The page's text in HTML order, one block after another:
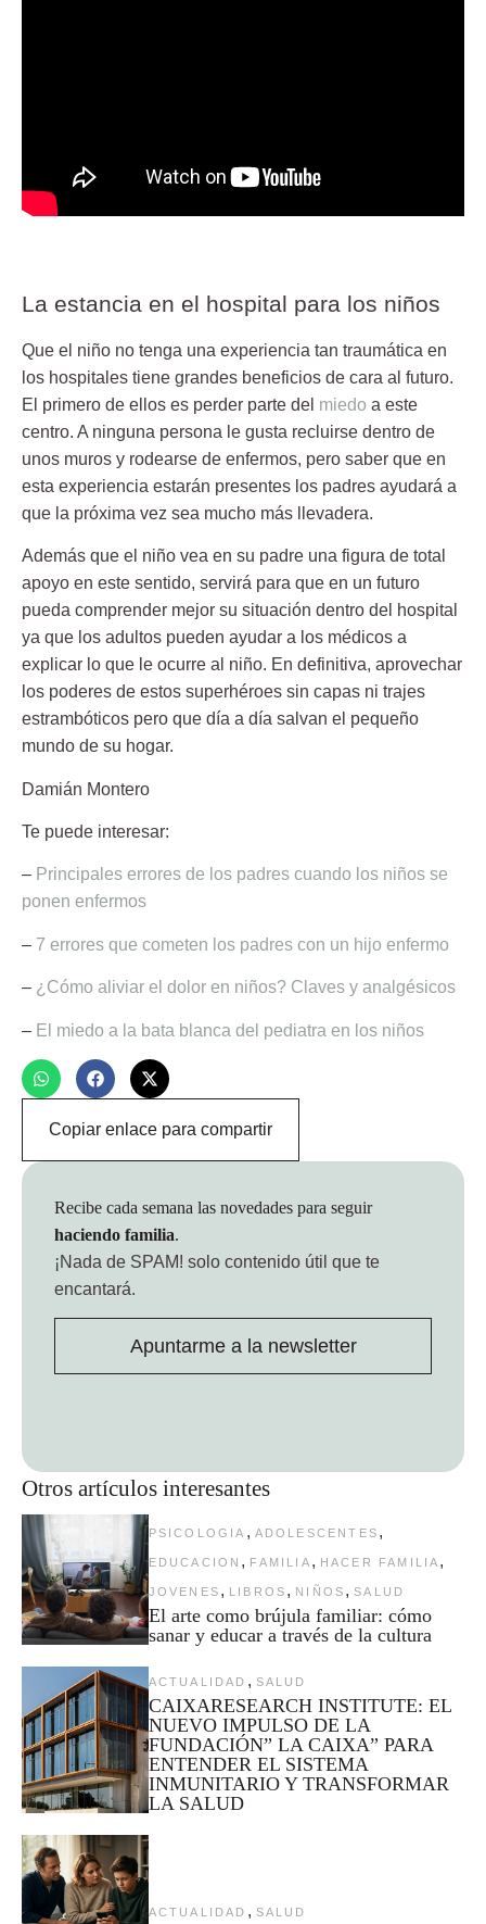
La estancia en el hospital para los niños
Que el niño no tenga una experiencia tan traumática en
los hospitales tiene grandes beneficios de cara al futuro.
El primero de ellos es perder parte del miedo a este
centro. A ninguna persona le gusta recluirse dentro de
unos muros y rodearse de enfermos, pero saber que en
esta experiencia estarán presentes los padres ayudará a
que la próxima vez sea mucho más llevadera.
Además que el niño vea en su padre una figura de total
apoyo en este sentido, servirá para que en un futuro
pueda comprender mejor su situación dentro del hospital
ya que los adultos pueden ayudar a los médicos a
explicar lo que le ocurre al niño. En definitiva, aprovechar
los poderes de estos superhéroes sin capas ni trajes
estrambóticos pero que día a día salvan el pequeño
mundo de su hogar.
Damián Montero
Te puede interesar:
– Principales errores de los padres cuando los niños se
ponen enfermos
– 7 errores que cometen los padres con un hijo enfermo
– ¿Cómo aliviar el dolor en niños? Claves y analgésicos
– El miedo a la bata blanca del pediatra en los niños
Copiar enlace para compartir
Otros artículos interesantes
PSICOLOGIA , ADOLESCENTES ,
EDUCACION , FAMILIA , HACER FAMILIA ,
JOVENES , LIBROS , NIÑOS , SALUD
El arte como brújula familiar: cómo
sanar y educar a través de la cultura
ACTUALIDAD , SALUD
CAIXARESEARCH INSTITUTE: EL
NUEVO IMPULSO DE LA
FUNDACIÓN” LA CAIXA” PARA
ENTENDER EL SISTEMA
INMUNITARIO Y TRANSFORMAR
LA SALUD
ACTUALIDAD , SALUD
Recibe cada semana las novedades para seguir
haciendo familia.
¡Nada de SPAM! solo contenido útil que te
encantará.
Apuntarme a la newsletter